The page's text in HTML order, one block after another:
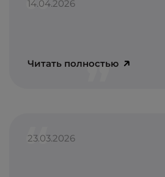
14.04.2026
Читать полностью
23.03.2026